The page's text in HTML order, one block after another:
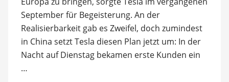
September für Begeisterung. An der
Realisierbarkeit gab es Zweifel, doch zumindest
in China setzt Tesla diesen Plan jetzt um: In der
Nacht auf Dienstag bekamen erste Kunden ein
…